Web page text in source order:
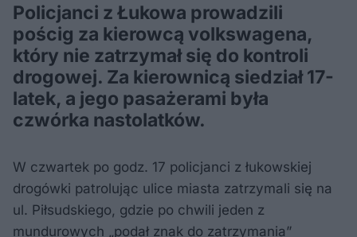
Policjanci z Łukowa prowadzili
pościg za kierowcą volkswagena,
który nie zatrzymał się do kontroli
drogowej. Za kierownicą siedział 17-
latek, a jego pasażerami była
czwórka nastolatków.
W czwartek po godz. 17 policjanci z łukowskiej
drogówki patrolując ulice miasta zatrzymali się na
ul. Piłsudskiego, gdzie po chwili jeden z
mundurowych „podał znak do zatrzymania”